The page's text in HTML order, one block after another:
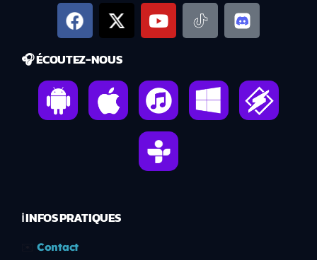
🎧 ÉCOUTEZ-NOUS
ℹ️ INFOS PRATIQUES
Contact